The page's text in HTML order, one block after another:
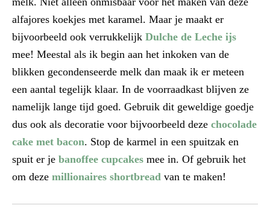
alfajores koekjes met karamel. Maar je maakt er
bijvoorbeeld ook verrukkelijk Dulche de Leche ijs
mee! Meestal als ik begin aan het inkoken van de
blikken gecondenseerde melk dan maak ik er meteen
een aantal tegelijk klaar. In de voorraadkast blijven ze
namelijk lange tijd goed. Gebruik dit geweldige goedje
dus ook als decoratie voor bijvoorbeeld deze chocolade
cake met bacon. Stop de karmel in een spuitzak en
spuit er je banoffee cupcakes mee in. Of gebruik het
om deze millionaires shortbread van te maken!